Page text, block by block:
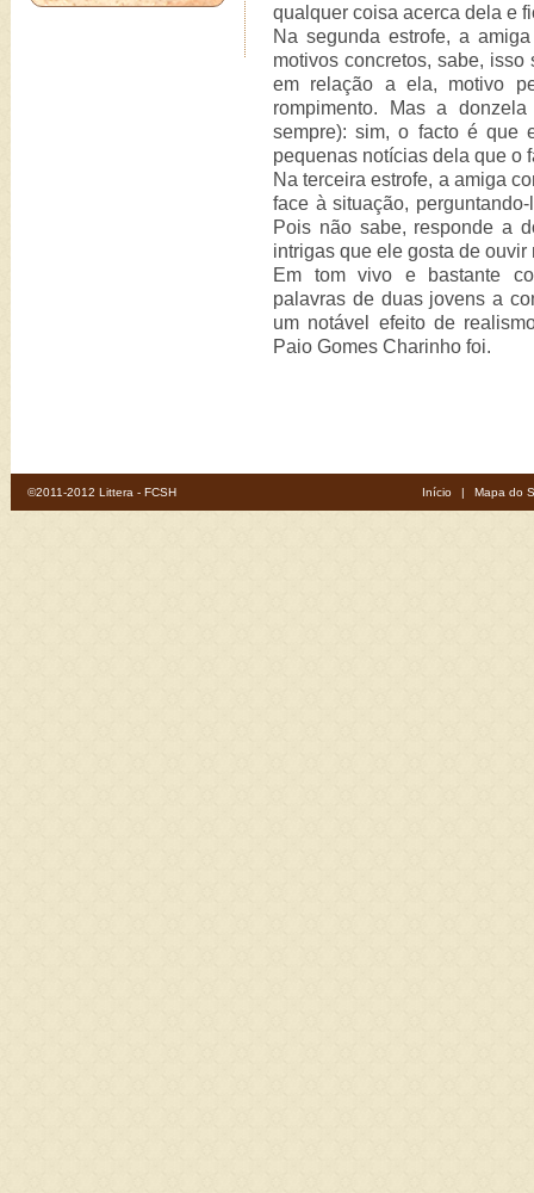
qualquer coisa acerca dela e
Na segunda estrofe, a
motivos concretos, sabe,
em relação a ela, motivo
rompimento. Mas a
sempre): sim, o facto é que
pequenas notícias dela que o
Na terceira estrofe, a amiga
face à situação,
Pois não sabe, responde a
intrigas que ele gosta de
Em tom vivo e bastante
palavras de duas jovens a
um notável efeito de
Paio Gomes Charinho foi.
©2011-2012 Littera - FCSH Início | Mapa do